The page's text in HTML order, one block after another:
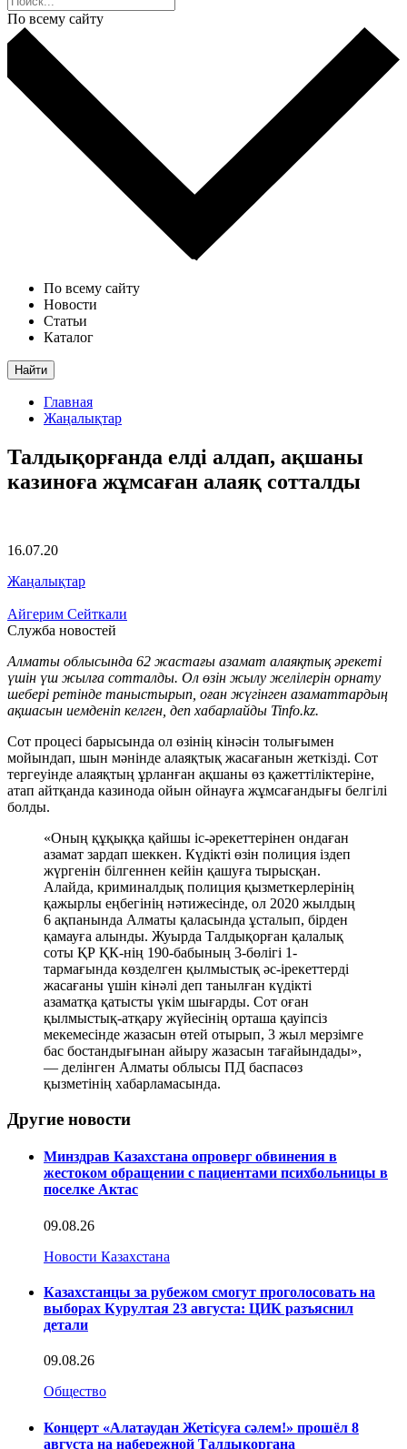
По всему сайту
По всему сайту
Новости
Статьи
Каталог
Найти
Главная
Жаңалықтар
Талдықорғанда елді алдап, ақшаны
казиноға жұмсаған алаяқ сотталды
16.07.20
Жаңалықтар
Айгерим Сейткали
Служба новостей
Алматы облысында 62 жастағы азамат алаяқтық әрекеті
үшін үш жылға сотталды. Ол өзін жылу желілерін орнату
шебері ретінде таныстырып, оған жүгінген азаматтардың
ақшасын иемденіп келген, деп хабарлайды Tinfo.kz.
Сот процесі барысында ол өзінің кінәсін толығымен
мойындап, шын мәнінде алаяқтық жасағанын жеткізді. Сот
тергеуінде алаяқтың ұрланған ақшаны өз қажеттіліктеріне,
атап айтқанда казинода ойын ойнауға жұмсағандығы белгілі
болды.
«Оның құқыққа қайшы іс-әрекеттерінен ондаған
азамат зардап шеккен. Күдікті өзін полиция іздеп
жүргенін білгеннен кейін қашуға тырысқан.
Алайда, криминалдық полиция қызметкерлерінің
қажырлы еңбегінің нәтижесінде, ол 2020 жылдың
6 ақпанында Алматы қаласында ұсталып, бірден
қамауға алынды. Жуырда Талдықорған қалалық
соты ҚР ҚК-нің 190-бабының 3-бөлігі 1-
тармағында көзделген қылмыстық әс-ірекеттерді
жасағаны үшін кінәлі деп танылған күдікті
азаматқа қатысты үкім шығарды. Сот оған
қылмыстық-атқару жүйесінің орташа қауіпсіз
мекемесінде жазасын өтей отырып, 3 жыл мерзімге
бас бостандығынан айыру жазасын тағайындады»,
— делінген Алматы облысы ПД баспасөз
қызметінің хабарламасында.
Другие новости
Минздрав Казахстана опроверг обвинения в
жестоком обращении с пациентами психбольницы в
поселке Актас
09.08.26
Новости Казахстана
Казахстанцы за рубежом смогут проголосовать на
выборах Курултая 23 августа: ЦИК разъяснил
детали
09.08.26
Общество
Концерт «Алатаудан Жетісуға сәлем!» прошёл 8
августа на набережной Талдыкоргана